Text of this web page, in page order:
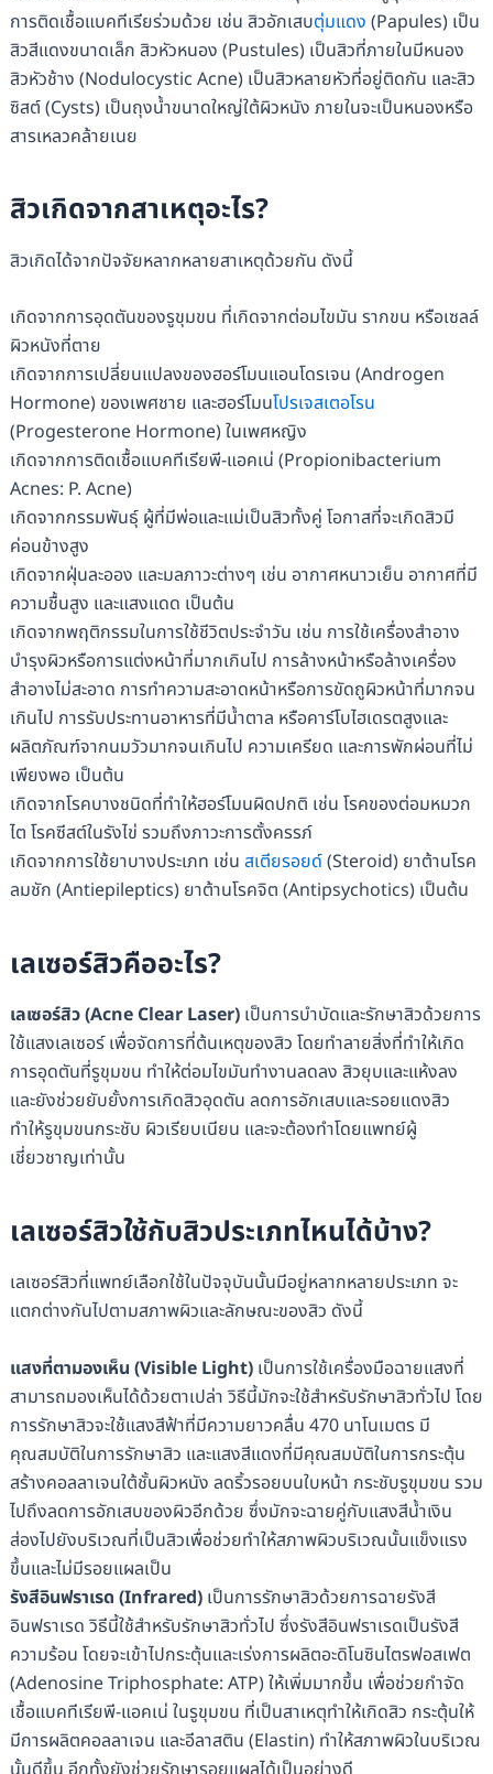
การติดเชื้อแบคทีเรียร่วมด้วย เช่น สิวอักเสบตุ่มแดง (Papules) เป็น
สิวสีแดงขนาดเล็ก สิวหัวหนอง (Pustules) เป็นสิวที่ภายในมีหนอง
สิวหัวช้าง (Nodulocystic Acne) เป็นสิวหลายหัวที่อยู่ติดกัน และสิว
ซิสต์ (Cysts) เป็นถุงน้ำขนาดใหญ่ใต้ผิวหนัง ภายในจะเป็นหนองหรือ
สารเหลวคล้ายเนย
สิวเกิดจากสาเหตุอะไร?
สิวเกิดได้จากปัจจัยหลากหลายสาเหตุด้วยกัน ดังนี้
เกิดจากการอุดตันของรูขุมขน ที่เกิดจากต่อมไขมัน รากขน หรือเซลล์
ผิวหนังที่ตาย
เกิดจากการเปลี่ยนแปลงของฮอร์โมนแอนโดรเจน (Androgen
Hormone) ของเพศชาย และฮอร์โมนโปรเจสเตอโรน
(Progesterone Hormone) ในเพศหญิง
เกิดจากการติดเชื้อแบคทีเรียพี-แอคเน่ (Propionibacterium
Acnes: P. Acne)
เกิดจากกรรมพันธุ์ ผู้ที่มีพ่อและแม่เป็นสิวทั้งคู่ โอกาสที่จะเกิดสิวมี
ค่อนข้างสูง
เกิดจากฝุ่นละออง และมลภาวะต่างๆ เช่น อากาศหนาวเย็น อากาศที่มี
ความชื้นสูง และแสงแดด เป็นต้น
เกิดจากพฤติกรรมในการใช้ชีวิตประจำวัน เช่น การใช้เครื่องสำอาง
บำรุงผิวหรือการแต่งหน้าที่มากเกินไป การล้างหน้าหรือล้างเครื่อง
สำอางไม่สะอาด การทำความสะอาดหน้าหรือการขัดถูผิวหน้าที่มากจน
เกินไป การรับประทานอาหารที่มีน้ำตาล หรือคาร์โบไฮเดรตสูงและ
ผลิตภัณฑ์จากนมวัวมากจนเกินไป ความเครียด และการพักผ่อนที่ไม่
เพียงพอ เป็นต้น
เกิดจากโรคบางชนิดที่ทำให้ฮอร์โมนผิดปกติ เช่น โรคของต่อมหมวก
ไต โรคซีสต์ในรังไข่ รวมถึงภาวะการตั้งครรภ์
เกิดจากการใช้ยาบางประเภท เช่น สเตียรอยด์(Steroid) ยาต้านโรค
ลมชัก (Antiepileptics) ยาต้านโรคจิต (Antipsychotics) เป็นต้น
เลเซอร์สิวคืออะไร?
เลเซอร์สิว (Acne Clear Laser)เป็นการบำบัดและรักษาสิวด้วยการ
ใช้แสงเลเซอร์ เพื่อจัดการที่ต้นเหตุของสิว โดยทำลายสิ่งที่ทำให้เกิด
การอุดตันที่รูขุมขน ทำให้ต่อมไขมันทำงานลดลง สิวยุบและแห้งลง
และยังช่วยยับยั้งการเกิดสิวอุดตัน ลดการอักเสบและรอยแดงสิว
ทำให้รูขุมขนกระชับ ผิวเรียบเนียน และจะต้องทำโดยแพทย์ผู้
เชี่ยวชาญเท่านั้น
เลเซอร์สิวใช้กับสิวประเภทไหนได้บ้าง?
เลเซอร์สิวที่แพทย์เลือกใช้ในปัจจุบันนั้นมีอยู่หลากหลายประเภท จะ
แตกต่างกันไปตามสภาพผิวและลักษณะของสิว ดังนี้
แสงที่ตามองเห็น (Visible Light)เป็นการใช้เครื่องมือฉายแสงที่
สามารถมองเห็นได้ด้วยตาเปล่า วิธีนี้มักจะใช้สำหรับรักษาสิวทั่วไป โดย
การรักษาสิวจะใช้แสงสีฟ้าที่มีความยาวคลื่น 470 นาโนเมตร มี
คุณสมบัติในการรักษาสิว และแสงสีแดงที่มีคุณสมบัติในการกระตุ้น
สร้างคอลลาเจนใต้ชั้นผิวหนัง ลดริ้วรอยบนใบหน้า กระชับรูขุมขน รวม
ไปถึงลดการอักเสบของผิวอีกด้วย ซึ่งมักจะฉายคู่กับแสงสีน้ำเงิน
ส่องไปยังบริเวณที่เป็นสิวเพื่อช่วยทำให้สภาพผิวบริเวณนั้นแข็งแรง
ขึ้นและไม่มีรอยแผลเป็น
รังสีอินฟราเรด (Infrared)เป็นการรักษาสิวด้วยการฉายรังสี
อินฟราเรด วิธีนี้ใช้สำหรับรักษาสิวทั่วไป ซึ่งรังสีอินฟราเรดเป็นรังสี
ความร้อน โดยจะเข้าไปกระตุ้นและเร่งการผลิตอะดิโนซินไตรฟอสเฟต
(Adenosine Triphosphate: ATP) ให้เพิ่มมากขึ้น เพื่อช่วยกำจัด
เชื้อแบคทีเรียพี-แอคเน่ ในรูขุมขน ที่เป็นสาเหตุทำให้เกิดสิว กระตุ้นให้
มีการผลิตคอลลาเจน และอีลาสติน (Elastin) ทำให้สภาพผิวในบริเวณ